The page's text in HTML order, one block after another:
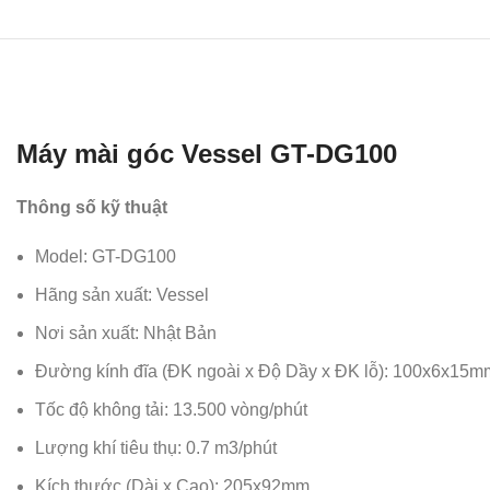
Máy mài góc Vessel GT-DG100
Thông số kỹ thuật
Model: GT-DG100
Hãng sản xuất: Vessel
Nơi sản xuất: Nhật Bản
Đường kính đĩa (ĐK ngoài x Độ Dầy x ĐK lỗ):
Tốc độ không tải: 13.500 vòng/phút
Lượng khí tiêu thụ: 0.7 m3/phút
Kích thước (Dài x Cao): 205x92mm